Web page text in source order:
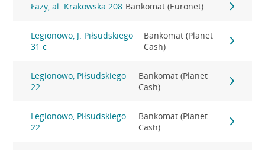
Łazy, al. Krakowska 208 Bankomat (Euronet)
Legionowo, J. Piłsudskiego
31 c
Bankomat (Planet
Cash)
Legionowo, Piłsudskiego
22
Bankomat (Planet
Cash)
Legionowo, Piłsudskiego
22
Bankomat (Planet
Cash)